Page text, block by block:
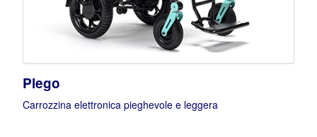
Plego
Carrozzina elettronica pieghevole e leggera